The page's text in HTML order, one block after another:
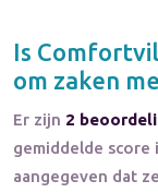
Is
om zaken
Er zijn 2
gemiddelde score
aangegeven dat